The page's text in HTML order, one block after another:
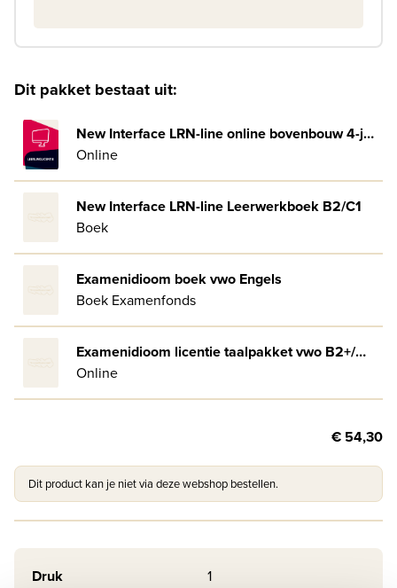
Dit pakket bestaat uit:
New Interface LRN-line online bovenbouw 4-jaar afname
Online
New Interface LRN-line Leerwerkboek B2/C1
Boek
Examenidioom boek vwo Engels
Boek Examenfonds
Examenidioom licentie taalpakket vwo B2+/C1 + Exam Issue Engels
Online
€ 54,30
Dit product kan je niet via deze webshop bestellen.
Druk
1